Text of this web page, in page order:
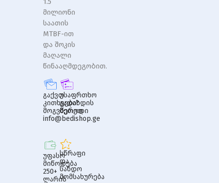
მილიონი
საათის
MTBF-ით
და შოკის
მაღალი
წინააღმდეგობით.
გაქვთ
კითხვები?
მოგვწერეთ
info@bedishop.ge
უსაფრთხო
გადახდის
მეთოდი
უფასო
მიწოდება
250+
ლარის
სწრაფი
და
სანდო
მომსახურება